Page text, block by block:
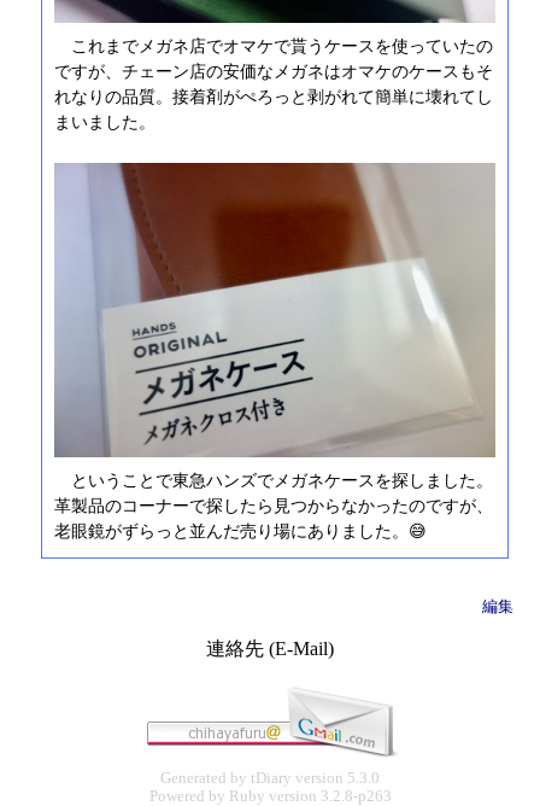
これまでメガネ店でオマケで貰うケースを使っていたの
ですが、チェーン店の安価なメガネはオマケのケースもそ
れなりの品質。接着剤がぺろっと剥がれて簡単に壊れてし
まいました。
ということで東急ハンズでメガネケースを探しました。
革製品のコーナーで探したら見つからなかったのですが、
老眼鏡がずらっと並んだ売り場にありました。😅
編集
連絡先 (E-Mail)
Generated by tDiary version 5.3.0
Powered by Ruby version 3.2.8-p263